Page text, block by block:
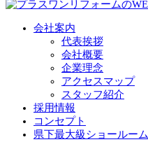
会社案内
代表挨拶
会社概要
企業理念
アクセスマップ
スタッフ紹介
採用情報
コンセプト
県下最大級ショールーム